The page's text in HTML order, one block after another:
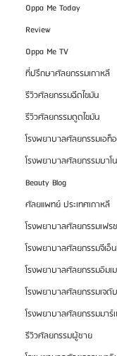
Oppa Me Today
Review
Oppa Me TV
ที่ปรึกษาศัลยกรรมเกาหลี
รีวิวศัลยกรรมฉีดไขมัน
รีวิวศัลยกรรมดูดไขมัน
โรงพยาบาลศัลยกรรมเอท็
โรงพยาบาลศัลยกรรมบาโ
Beauty Blog
ศัลยแพทย์ ประเทศเกาหลี
โรงพยาบาลศัลยกรรมเฟรช
โรงพยาบาลศัลยกรรมจีเอ็
โรงพยาบาลศัลยกรรมอิมเ
โรงพยาบาลศัลยกรรมเจดั
โรงพยาบาลศัลยกรรมมาร์
รีวิวศัลยกรรมผู้ชาย